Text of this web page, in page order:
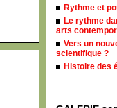
Rythme et
Le rythme
arts
Vers un
scientifique ?
Histoire des